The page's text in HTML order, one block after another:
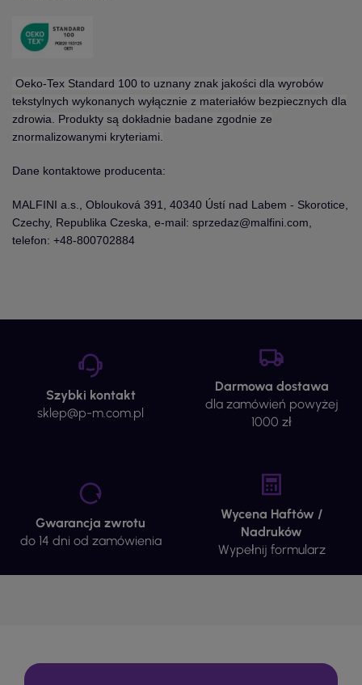
Oeko-Tex Standard 100 to uznany znak jakości dla wyrobów
tekstylnych wykonanych wyłącznie z materiałów bezpiecznych dla
zdrowia. Produkty są dokładnie badane zgodnie ze
znormalizowanymi kryteriami.
Dane kontaktowe producenta:
MALFINI a.s., Oblouková 391, 40340 Ústí nad Labem - Skorotice,
Czechy, Republika Czeska, e-mail: sprzedaz@malfini.com,
telefon: +48-800702884
Szybki kontakt
sklep@p-m.com.pl
Darmowa dostawa
dla zamówień powyżej
1000 zł
Gwarancja zwrotu
do 14 dni od zamówienia
Wycena Haftów /
Nadruków
Wypełnij formularz